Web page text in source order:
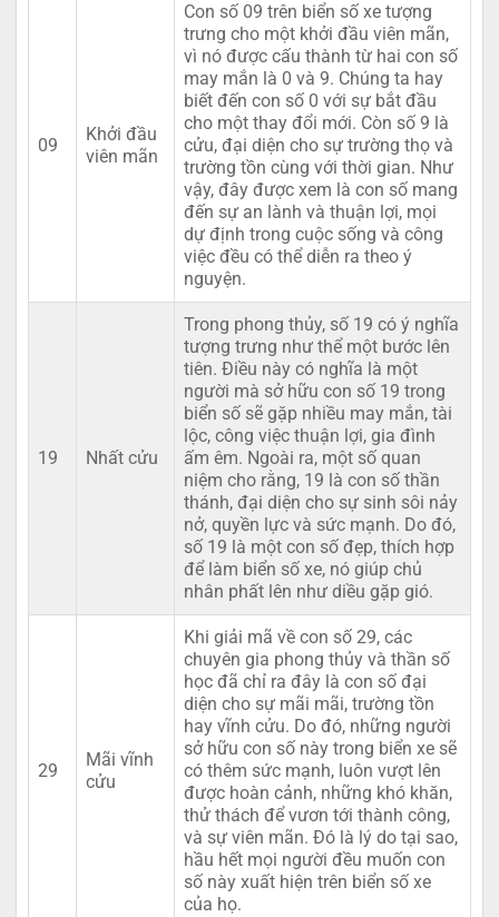
09
Khởi đầu
viên mãn
Con số 09 trên biển số xe tượng
trưng cho một khởi đầu viên mãn,
vì nó được cấu thành từ hai con số
may mắn là 0 và 9. Chúng ta hay
biết đến con số 0 với sự bắt đầu
cho một thay đổi mới. Còn số 9 là
cửu, đại diện cho sự trường thọ và
trường tồn cùng với thời gian. Như
vậy, đây được xem là con số mang
đến sự an lành và thuận lợi, mọi
dự định trong cuộc sống và công
việc đều có thể diễn ra theo ý
nguyện.
19 Nhất cửu
Trong phong thủy, số 19 có ý nghĩa
tượng trưng như thể một bước lên
tiên. Điều này có nghĩa là một
người mà sở hữu con số 19 trong
biển số sẽ gặp nhiều may mắn, tài
lộc, công việc thuận lợi, gia đình
ấm êm. Ngoài ra, một số quan
niệm cho rằng, 19 là con số thần
thánh, đại diện cho sự sinh sôi nảy
nở, quyền lực và sức mạnh. Do đó,
số 19 là một con số đẹp, thích hợp
để làm biển số xe, nó giúp chủ
nhân phất lên như diều gặp gió.
29
Mãi vĩnh
cửu
Khi giải mã về con số 29, các
chuyên gia phong thủy và thần số
học đã chỉ ra đây là con số đại
diện cho sự mãi mãi, trường tồn
hay vĩnh cửu. Do đó, những người
sở hữu con số này trong biển xe sẽ
có thêm sức mạnh, luôn vượt lên
được hoàn cảnh, những khó khăn,
thử thách để vươn tới thành công,
và sự viên mãn. Đó là lý do tại sao,
hầu hết mọi người đều muốn con
số này xuất hiện trên biển số xe
của họ.